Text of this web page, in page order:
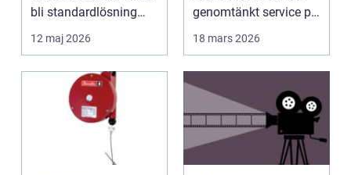
bli standardlösning
för...
12 maj 2026
genomtänkt service på
et...
18 mars 2026